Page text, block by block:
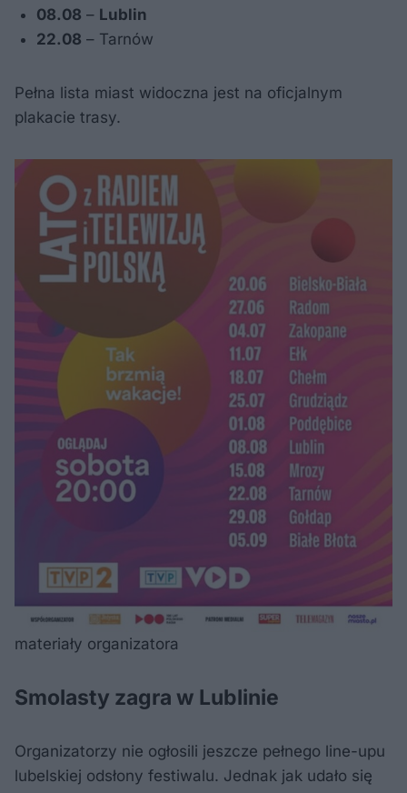
08.08 – Lublin
22.08 – Tarnów
Pełna lista miast widoczna jest na oficjalnym
plakacie trasy.
materiały organizatora
Smolasty zagra w Lublinie
Organizatorzy nie ogłosili jeszcze pełnego line-upu
lubelskiej odsłony festiwalu. Jednak jak udało się